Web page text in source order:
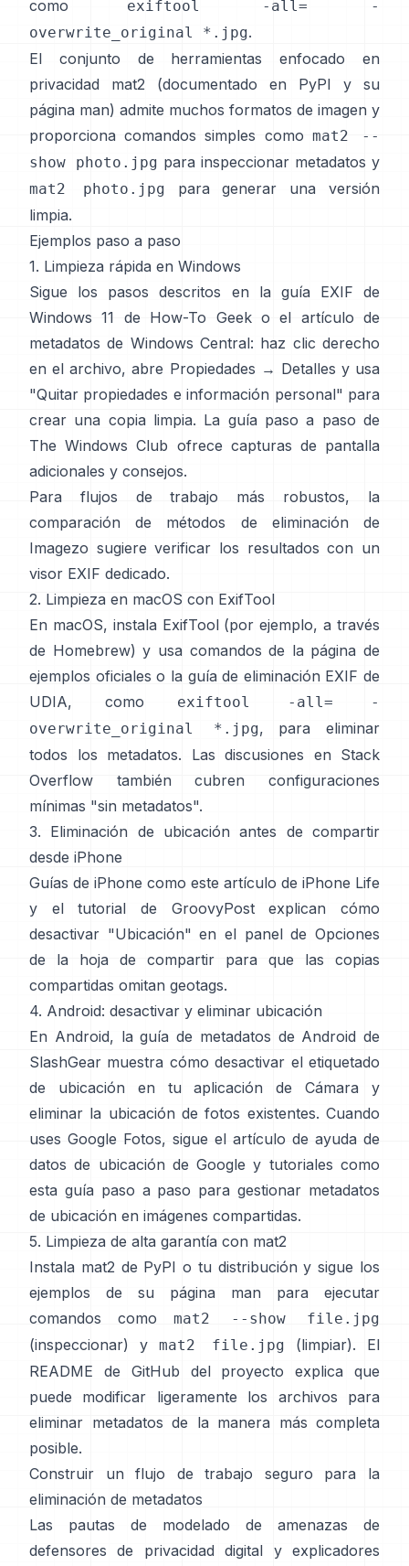
como exiftool -all= -
overwrite_original *.jpg.
El conjunto de herramientas enfocado en
privacidad
mat2 (documentado en PyPI
y su
página man) admite muchos formatos de imagen y
proporciona comandos simples como mat2 --
show photo.jpg para inspeccionar metadatos y
mat2 photo.jpg para generar una versión
limpia.
Ejemplos paso a paso
1. Limpieza rápida en Windows
Sigue los pasos descritos en
la guía EXIF de
Windows 11 de How-To Geek o el artículo de
metadatos de Windows Central: haz clic derecho
en el archivo, abre Propiedades → Detalles y usa
"Quitar propiedades e información personal" para
crear una copia limpia. La guía paso a paso de
The Windows Club ofrece capturas de pantalla
adicionales y consejos.
Para flujos de trabajo más robustos,
la
comparación de métodos de eliminación de
Imagezo sugiere verificar los resultados con un
visor EXIF dedicado.
2. Limpieza en macOS con ExifTool
En macOS, instala ExifTool (por ejemplo, a través
de Homebrew) y usa comandos de la página de
ejemplos oficiales o la guía de eliminación EXIF de
UDIA, como exiftool -all= -
overwrite_original *.jpg, para eliminar
todos los metadatos. Las discusiones en Stack
Overflow
también cubren configuraciones
mínimas "sin metadatos".
3. Eliminación de ubicación antes de compartir
desde iPhone
Guías de iPhone como este artículo de iPhone Life
y
el tutorial de GroovyPost
explican cómo
desactivar "Ubicación" en el panel de Opciones
de la hoja de compartir para que las copias
compartidas omitan geotags.
4. Android: desactivar y eliminar ubicación
En Android, la guía de metadatos de Android de
SlashGear muestra cómo desactivar el etiquetado
de ubicación en tu aplicación de Cámara y
eliminar la ubicación de fotos existentes. Cuando
uses Google Fotos, sigue el artículo de ayuda de
datos de ubicación de Google y tutoriales como
esta guía paso a paso para gestionar metadatos
de ubicación en imágenes compartidas.
5. Limpieza de alta garantía con mat2
Instala mat2 de PyPI o tu distribución y sigue los
ejemplos de su página man
para ejecutar
comandos como mat2 --show file.jpg
(inspeccionar) ymat2 file.jpg (limpiar). El
README de GitHub del proyecto
explica que
puede modificar ligeramente los archivos para
eliminar metadatos de la manera más completa
posible.
Construir un flujo de trabajo seguro para la
eliminación de metadatos
Las pautas de modelado de amenazas de
defensores de privacidad digital y explicadores